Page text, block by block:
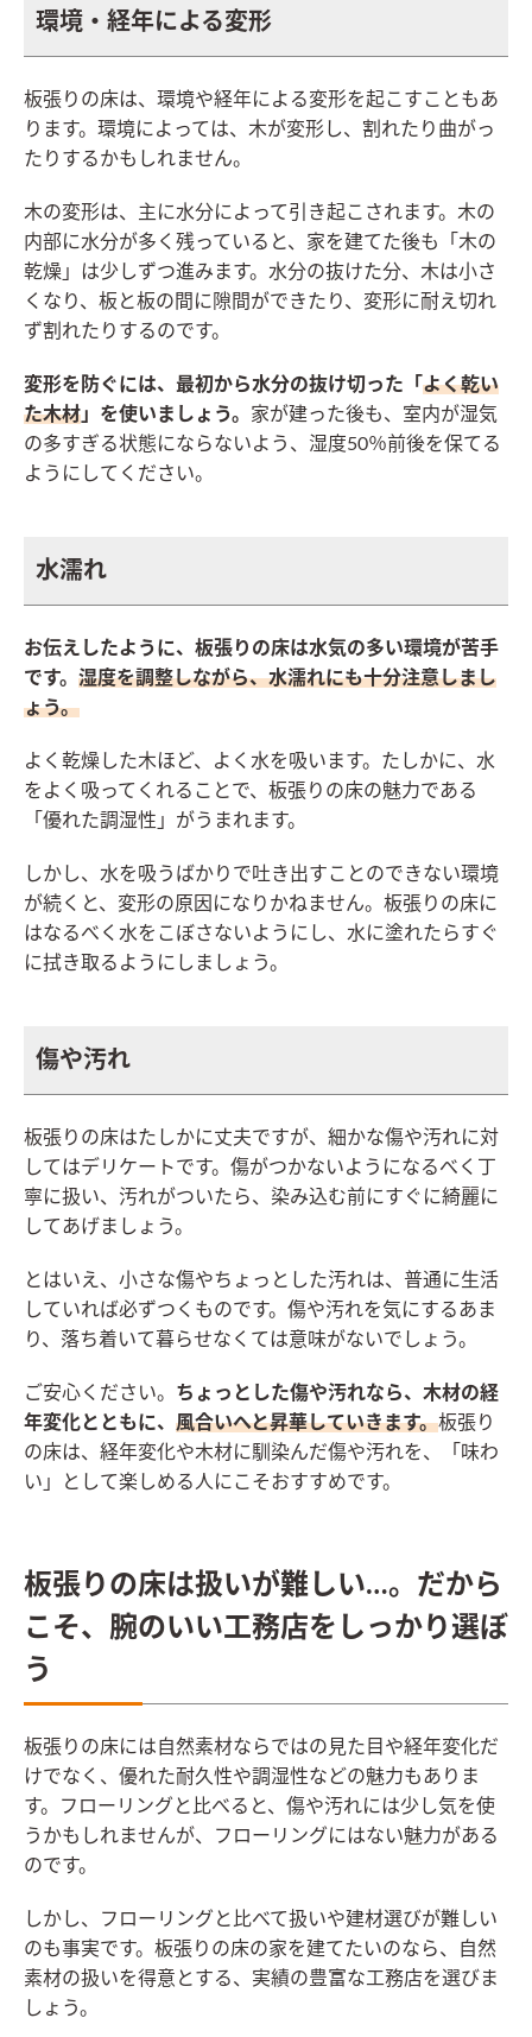
環境・経年による変形
板張りの床は、環境や経年による変形を起こすこともあ
ります。環境によっては、木が変形し、割れたり曲がっ
たりするかもしれません。
木の変形は、主に水分によって引き起こされます。木の
内部に水分が多く残っていると、家を建てた後も「木の
乾燥」は少しずつ進みます。水分の抜けた分、木は小さ
くなり、板と板の間に隙間ができたり、変形に耐え切れ
ず割れたりするのです。
変形を防ぐには、最初から水分の抜け切った「よく乾い
た木材」を使いましょう。 家が建った後も、室内が湿気
の多すぎる状態にならないよう、湿度50％前後を保てる
ようにしてください。
水濡れ
お伝えしたように、板張りの床は水気の多い環境が苦手
です。 湿度を調整しながら、水濡れにも十分注意しまし
ょう。
よく乾燥した木ほど、よく水を吸います。たしかに、水
をよく吸ってくれることで、板張りの床の魅力である
「優れた調湿性」がうまれます。
しかし、水を吸うばかりで吐き出すことのできない環境
が続くと、変形の原因になりかねません。板張りの床に
はなるべく水をこぼさないようにし、水に塗れたらすぐ
に拭き取るようにしましょう。
傷や汚れ
板張りの床はたしかに丈夫ですが、細かな傷や汚れに対
してはデリケートです。傷がつかないようになるべく丁
寧に扱い、汚れがついたら、染み込む前にすぐに綺麗に
してあげましょう。
とはいえ、小さな傷やちょっとした汚れは、普通に生活
していれば必ずつくものです。傷や汚れを気にするあま
り、落ち着いて暮らせなくては意味がないでしょう。
ご安心ください。 ちょっとした傷や汚れなら、木材の経
年変化とともに、 風合いへと昇華していきます。板張り
の床は、経年変化や木材に馴染んだ傷や汚れを、「味わ
い」として楽しめる人にこそおすすめです。
板張りの床は扱いが難しい…。だから
こそ、腕のいい工務店をしっかり選ぼ
う
板張りの床には自然素材ならではの見た目や経年変化だ
けでなく、優れた耐久性や調湿性などの魅力もありま
す。フローリングと比べると、傷や汚れには少し気を使
うかもしれませんが、フローリングにはない魅力がある
のです。
しかし、フローリングと比べて扱いや建材選びが難しい
のも事実です。板張りの床の家を建てたいのなら、自然
素材の扱いを得意とする、実績の豊富な工務店を選びま
しょう。